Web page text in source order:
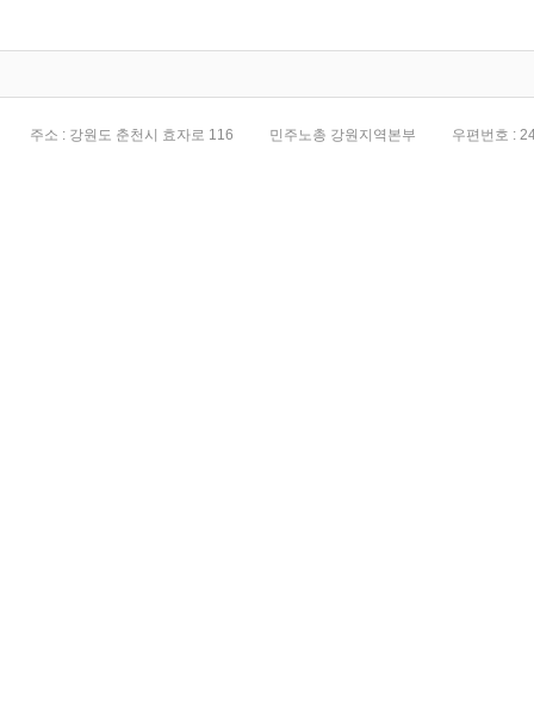
주소 : 강원도 춘천시 효자로 116 민주노총 강원지역본부 우편번호 :